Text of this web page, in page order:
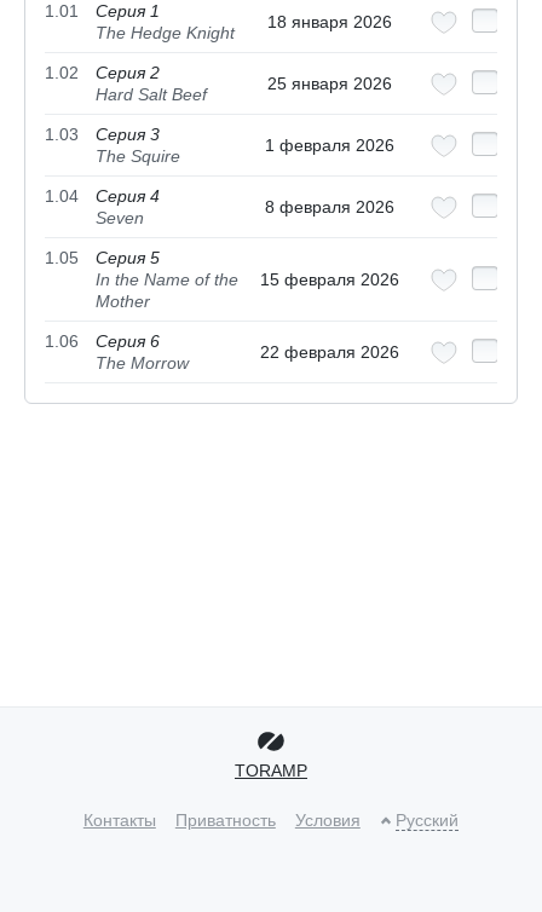
1.01
Серия 1
The Hedge Knight
18 января 2026
1.02
Серия 2
Hard Salt Beef
25 января 2026
1.03
Серия 3
The Squire
1 февраля 2026
1.04
Серия 4
Seven
8 февраля 2026
1.05
Серия 5
In the Name of the
Mother
15 февраля 2026
1.06
Серия 6
The Morrow
22 февраля 2026
TORAMP
Контакты Приватность Условия Русский